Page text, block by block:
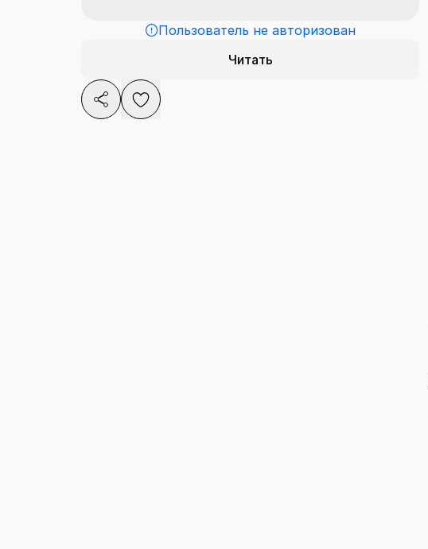
Пользователь не авторизован
Читать